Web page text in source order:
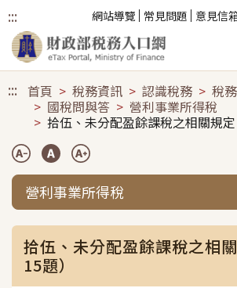
::: 網站導覽 常見問題 意見信
::: 首頁 稅務資訊 認識稅務
稅
國稅問與答
營利事業所得稅
拾伍、未分配盈餘課稅之相關規定
營利事業所得稅
拾伍、未分配盈餘課稅之相
15題）